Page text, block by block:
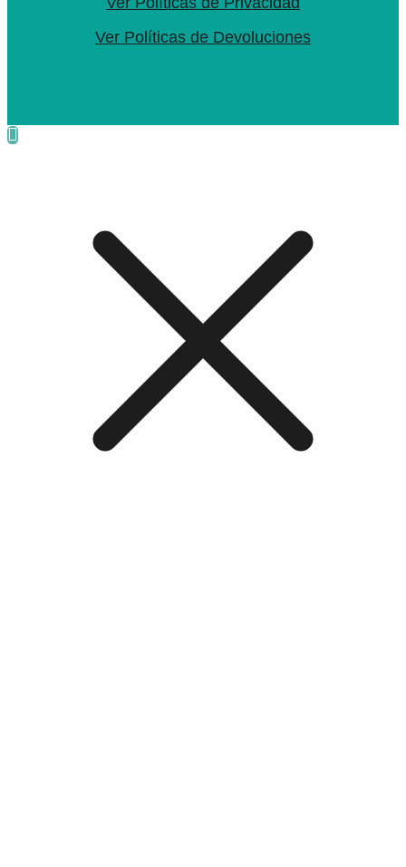
Ver Políticas de Devoluciones